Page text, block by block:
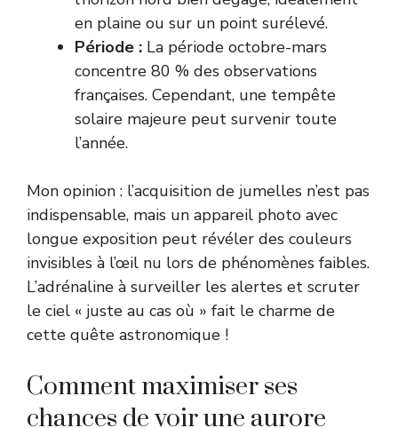
en plaine ou sur un point surélevé.
Période : La période octobre-mars
concentre 80 % des observations
françaises. Cependant, une tempête
solaire majeure peut survenir toute
l’année.
Mon opinion : l’acquisition de jumelles n’est pas
indispensable, mais un appareil photo avec
longue exposition peut révéler des couleurs
invisibles à l’œil nu lors de phénomènes faibles.
L’adrénaline à surveiller les alertes et scruter
le ciel « juste au cas où » fait le charme de
cette quête astronomique !
Comment maximiser ses
chances de voir une aurore